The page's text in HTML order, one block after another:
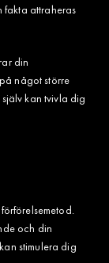
fakta attraheras
din
något större
kan tvivla dig
och din
stimulera dig